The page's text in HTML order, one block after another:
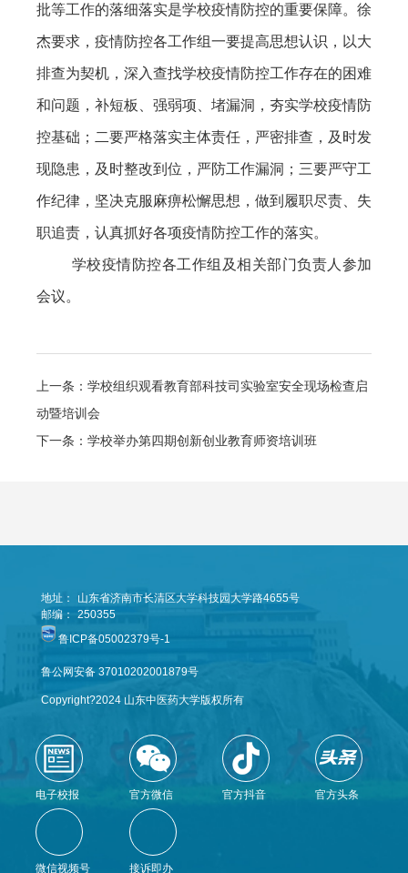
批等工作的落细落实是学校疫情防控的重要保障。徐
杰要求，疫情防控各工作组一要提高思想认识，以大
排查为契机，深入查找学校疫情防控工作存在的困难
和问题，补短板、强弱项、堵漏洞，夯实学校疫情防
控基础；二要严格落实主体责任，严密排查，及时发
现隐患，及时整改到位，严防工作漏洞；三要严守工
作纪律，坚决克服麻痹松懈思想，做到履职尽责、失
职追责，认真抓好各项疫情防控工作的落实。
学校疫情防控各工作组及相关部门负责人参加
会议。
上一条：学校组织观看教育部科技司实验室安全现场检查启
动暨培训会
下一条：学校举办第四期创新创业教育师资培训班
地址：
山东省济南市长清区大学科技园大学路4655号
邮编：
250355
鲁ICP备05002379号-1
鲁公网安备 37010202001879号
Copyright?2024 山东中医药大学版权所有
电子校报 官方微信 官方抖音 官方头条
微信视频号 接诉即办